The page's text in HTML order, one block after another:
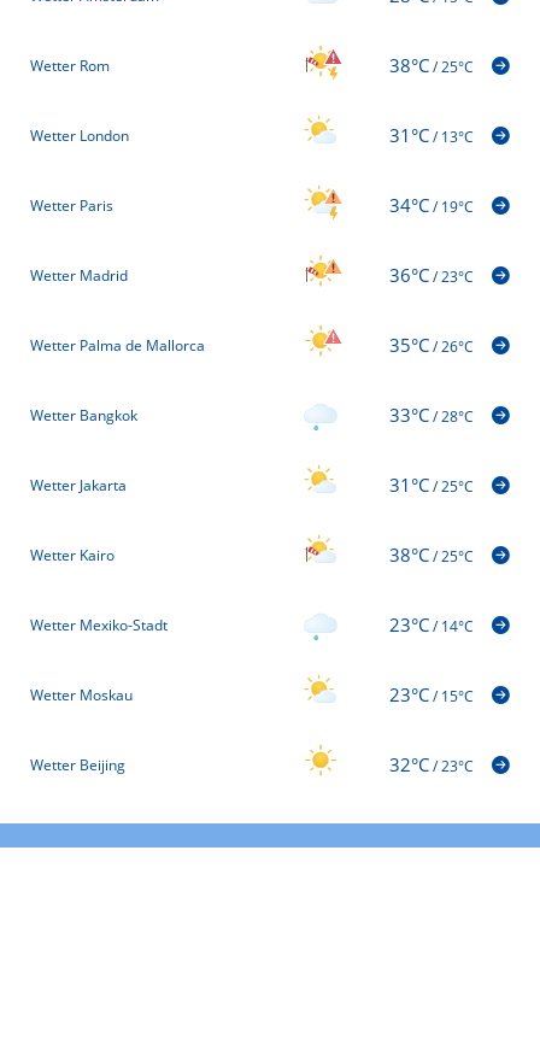
Wetter Rom 38°C/25°C
Wetter London 31°C/13°C
Wetter Paris 34°C/19°C
Wetter Madrid 36°C/23°C
Wetter Palma de Mallorca 35°C/26°C
Wetter Bangkok 33°C/28°C
Wetter Jakarta 31°C/25°C
Wetter Kairo 38°C/25°C
Wetter Mexiko-Stadt 23°C/14°C
Wetter Moskau 23°C/15°C
Wetter Beijing 32°C/23°C